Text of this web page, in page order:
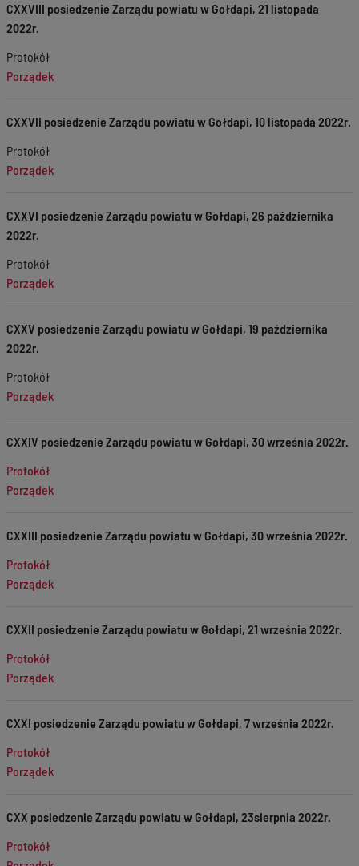
CXXVIII posiedzenie Zarządu powiatu w Gołdapi, 21 listopada
2022r.
Protokół
Porządek
CXXVII posiedzenie Zarządu powiatu w Gołdapi, 10 listopada 2022r.
Protokół
Porządek
CXXVI posiedzenie Zarządu powiatu w Gołdapi, 26 października
2022r.
Protokół
Porządek
CXXV posiedzenie Zarządu powiatu w Gołdapi, 19 października
2022r.
Protokół
Porządek
CXXIV posiedzenie Zarządu powiatu w Gołdapi, 30 września 2022r.
Protokół
Porządek
CXXIII posiedzenie Zarządu powiatu w Gołdapi, 30 września 2022r.
Protokół
Porządek
CXXII posiedzenie Zarządu powiatu w Gołdapi, 21 września 2022r.
Protokół
Porządek
CXXI posiedzenie Zarządu powiatu w Gołdapi, 7 września 2022r.
Protokół
Porządek
CXX posiedzenie Zarządu powiatu w Gołdapi, 23sierpnia 2022r.
Protokół